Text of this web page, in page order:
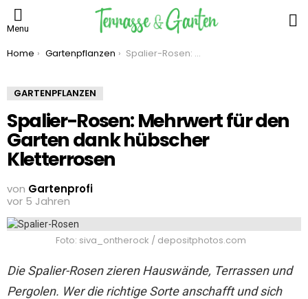
Menu
You are here:
Home Gartenpflanzen Spalier-Rosen: Mehrwert für den Garten dank hübscher Kletterrosen
GARTENPFLANZEN
Spalier-Rosen: Mehrwert für den
Garten dank hübscher
Kletterrosen
von Gartenprofi
vor 5 Jahren
Foto: siva_ontherock / depositphotos.com
Die Spalier-Rosen zieren Hauswände, Terrassen und
Pergolen. Wer die richtige Sorte anschafft und sich